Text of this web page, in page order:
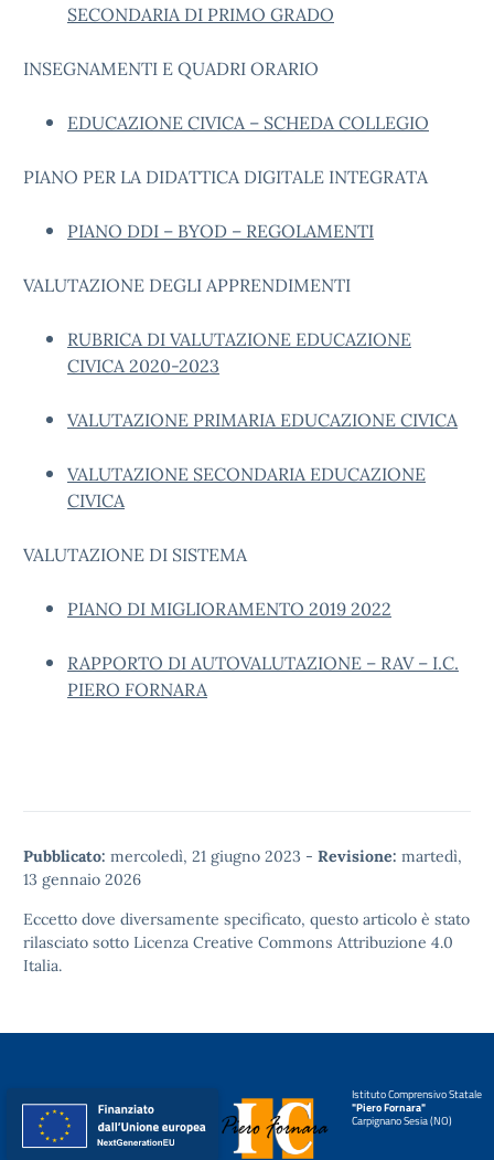
SECONDARIA DI PRIMO GRADO
INSEGNAMENTI E QUADRI ORARIO
EDUCAZIONE CIVICA – SCHEDA COLLEGIO
PIANO PER LA DIDATTICA DIGITALE INTEGRATA
PIANO DDI – BYOD – REGOLAMENTI
VALUTAZIONE DEGLI APPRENDIMENTI
RUBRICA DI VALUTAZIONE EDUCAZIONE
CIVICA 2020-2023
VALUTAZIONE PRIMARIA EDUCAZIONE CIVICA
VALUTAZIONE SECONDARIA EDUCAZIONE
CIVICA
VALUTAZIONE DI SISTEMA
PIANO DI MIGLIORAMENTO 2019 2022
RAPPORTO DI AUTOVALUTAZIONE – RAV – I.C.
PIERO FORNARA
Pubblicato: mercoledì, 21 giugno 2023 - Revisione: martedì,
13 gennaio 2026
Eccetto dove diversamente specificato, questo articolo è stato
rilasciato sotto Licenza Creative Commons Attribuzione 4.0
Italia.
Istituto Comprensivo Statale
"Piero Fornara"
Carpignano Sesia (NO)